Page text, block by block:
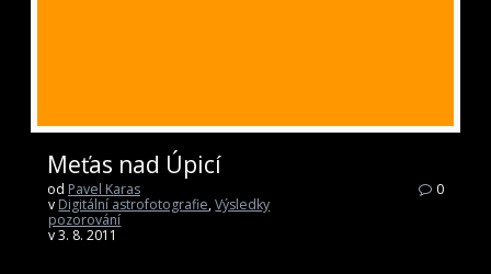
Meťas nad Úpicí
od Pavel Karas
v Digitální astrofotografie,Výsledky
pozorování
v 3. 8. 2011
0